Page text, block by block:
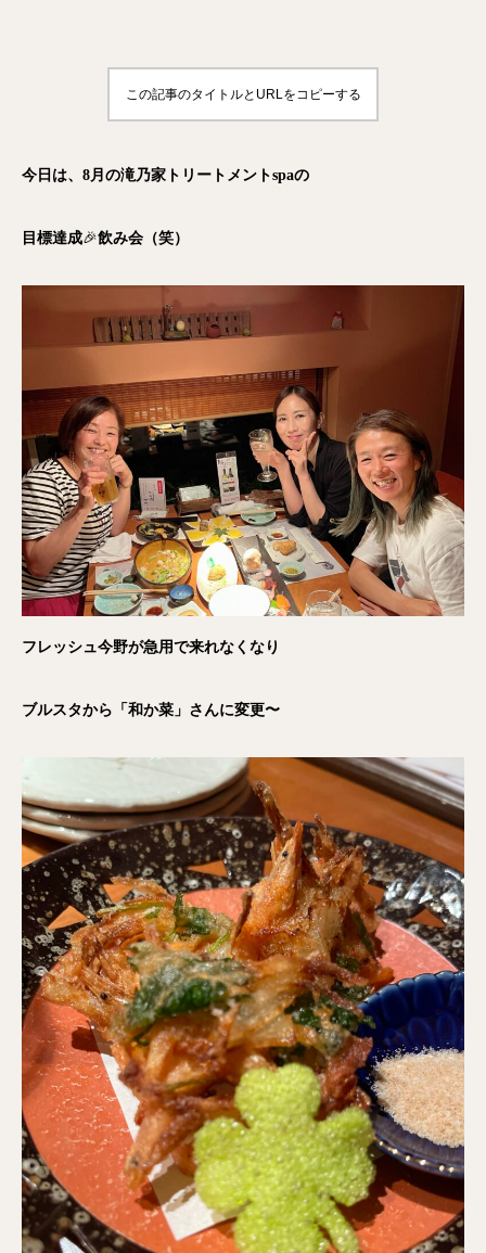
この記事のタイトルとURLをコピーする
今日は、8月の滝乃家トリートメントspaの
目標達成🎉飲み会（笑）
フレッシュ今野が急用で来れなくなり
ブルスタから「和か菜」さんに変更〜